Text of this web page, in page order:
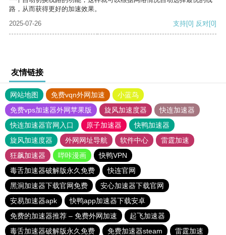
路，从而获得更好的加速效果。
2025-07-26
支持[0] 反对[0]
友情链接
网站地图 免费vqn外网加速
小蓝鸟
免费vps加速器外网苹果版
旋风加速度器
快连加速器
快连加速器官网入口
原子加速器
快鸭加速器
旋风加速度器
外网网址导航 软件中心
雷霆加速
狂飙加速器
哔咔漫画
快鸭VPN
毒舌加速器破解版永久免费
快连官网
黑洞加速器下载官网免费
安心加速器下载官网
安易加速器apk
快鸭app加速器下载安卓
免费的加速器推荐 – 免费外网加速
起飞加速器
毒舌加速器破解版永久免费
免费加速器steam 雷霆加速